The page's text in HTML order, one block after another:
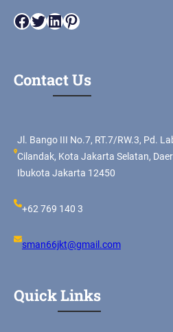
Facebook Twitter LinkedIn Pinterest
Contact Us
Jl. Bango III No.7, RT.7/RW.3, Pd.
Cilandak, Kota Jakarta Selatan,
Ibukota Jakarta 12450
+62 769 140 3
sman66jkt@gmail.com
Quick Links